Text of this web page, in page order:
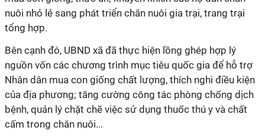
nuôi nhỏ lẻ sang phát triển chăn nuôi gia trại, trang trại
tổng hợp.
Bên cạnh đó, UBND xã đã thực hiện lồng ghép hợp lý
nguồn vốn các chương trình mục tiêu quốc gia để hỗ trợ
Nhân dân mua con giống chất lượng, thích nghi điều kiện
của địa phương; tăng cường công tác phòng chống dịch
bệnh, quản lý chặt chẽ việc sử dụng thuốc thú y và chất
cấm trong chăn nuôi...